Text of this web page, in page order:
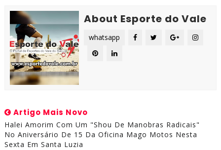
About Esporte do Vale
whatsapp
Artigo Mais Novo
Halei Amorim Com Um "Shou De Manobras Radicais"
No Aniversário De 15 Da Oficina Mago Motos Nesta
Sexta Em Santa Luzia